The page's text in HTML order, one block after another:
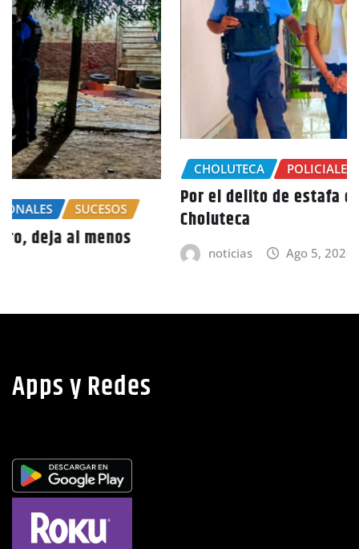
CHOLUTECA POLICIALES
Por el delito de estafa detienen a mujer en
Choluteca
Ago 5, 2026
Apps y Redes